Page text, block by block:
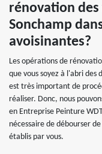
rénovation des
Sonchamp
avoisinantes?
Les opérations de
que vous soyez à l'abri
est très important de
réaliser. Donc, nous
en Entreprise Peinture
nécessaire de débourser
établis par vous.